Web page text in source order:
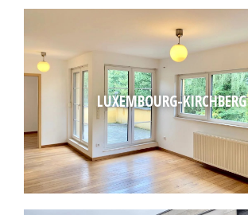
LUXEMBOURG-KIRCHBERG